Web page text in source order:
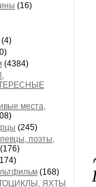
(16)
(4)
(4384)
места,
(245)
поэты,
(176)
(168)
ЯХТЫ